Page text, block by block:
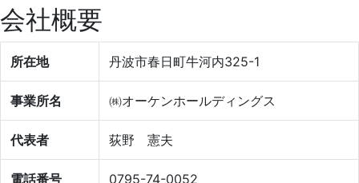
会社概要
所在地 丹波市春日町牛河内325-1
事業所名 ㈱オーケンホールディングス
代表者 荻野 憲夫
電話番号 0795-74-0052